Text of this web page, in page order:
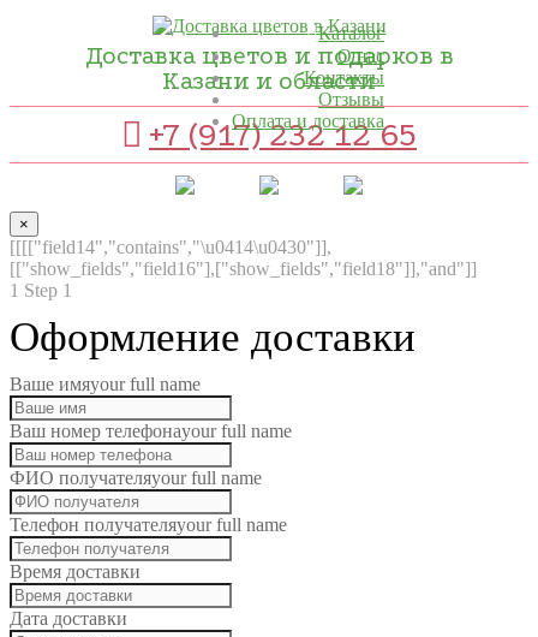
Доставка цветов и подарков в
Казани и области
+7 (917) 232 12 65
Каталог
О нас
Контакты
Отзывы
Оплата и доставка
×
[[[["field14","contains","\u0414\u0430"]],
[["show_fields","field16"],["show_fields","field18"]],"and"]]
1 Step 1
Оформление доставки
Ваше имяyour full name
Ваш номер телефонаyour full name
ФИО получателяyour full name
Телефон получателяyour full name
Время доставки
Дата доставки